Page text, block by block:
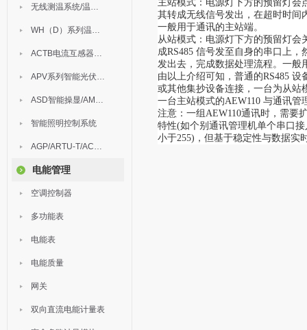
无线测温系统/温度巡检
WH（D）系列温湿度控制器
ACTB电流互感器过电压保护器
APV系列智能光伏汇流箱
ASD智能操显/AM中压保护
智能照明控制系统
AGP/ARTU-T/ACM/ADDC
电能管理
空调控制器
多功能表
电能表
电能质量
网关
双向直流电能计量表
主站模式：电源灯下方的预留灯会
其转成无线信号发出，在超时时间
一般用于通讯的主站端。
从站模式：电源灯下方的预留灯会
成RS485 信号发至自身的串口上
发出去，完成数据处理流程。一般
由以上介绍可知，普通的RS485
或其他集抄设备连接，一台为从站
一台主站模式的AEW110 与通讯
注意：一组AEW110通讯时，需要
特性(如个别通讯管理机单个串口
小于255)，但基于稳定性与数据实